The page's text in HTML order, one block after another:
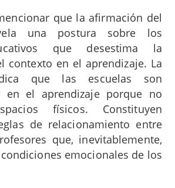
que la afirmación del
una postura sobre los
que desestima la
contexto en el aprendizaje. La
que las escuelas son
en el aprendizaje porque no
físicos. Constituyen
de relacionamiento entre
que, inevitablemente,
emocionales de los